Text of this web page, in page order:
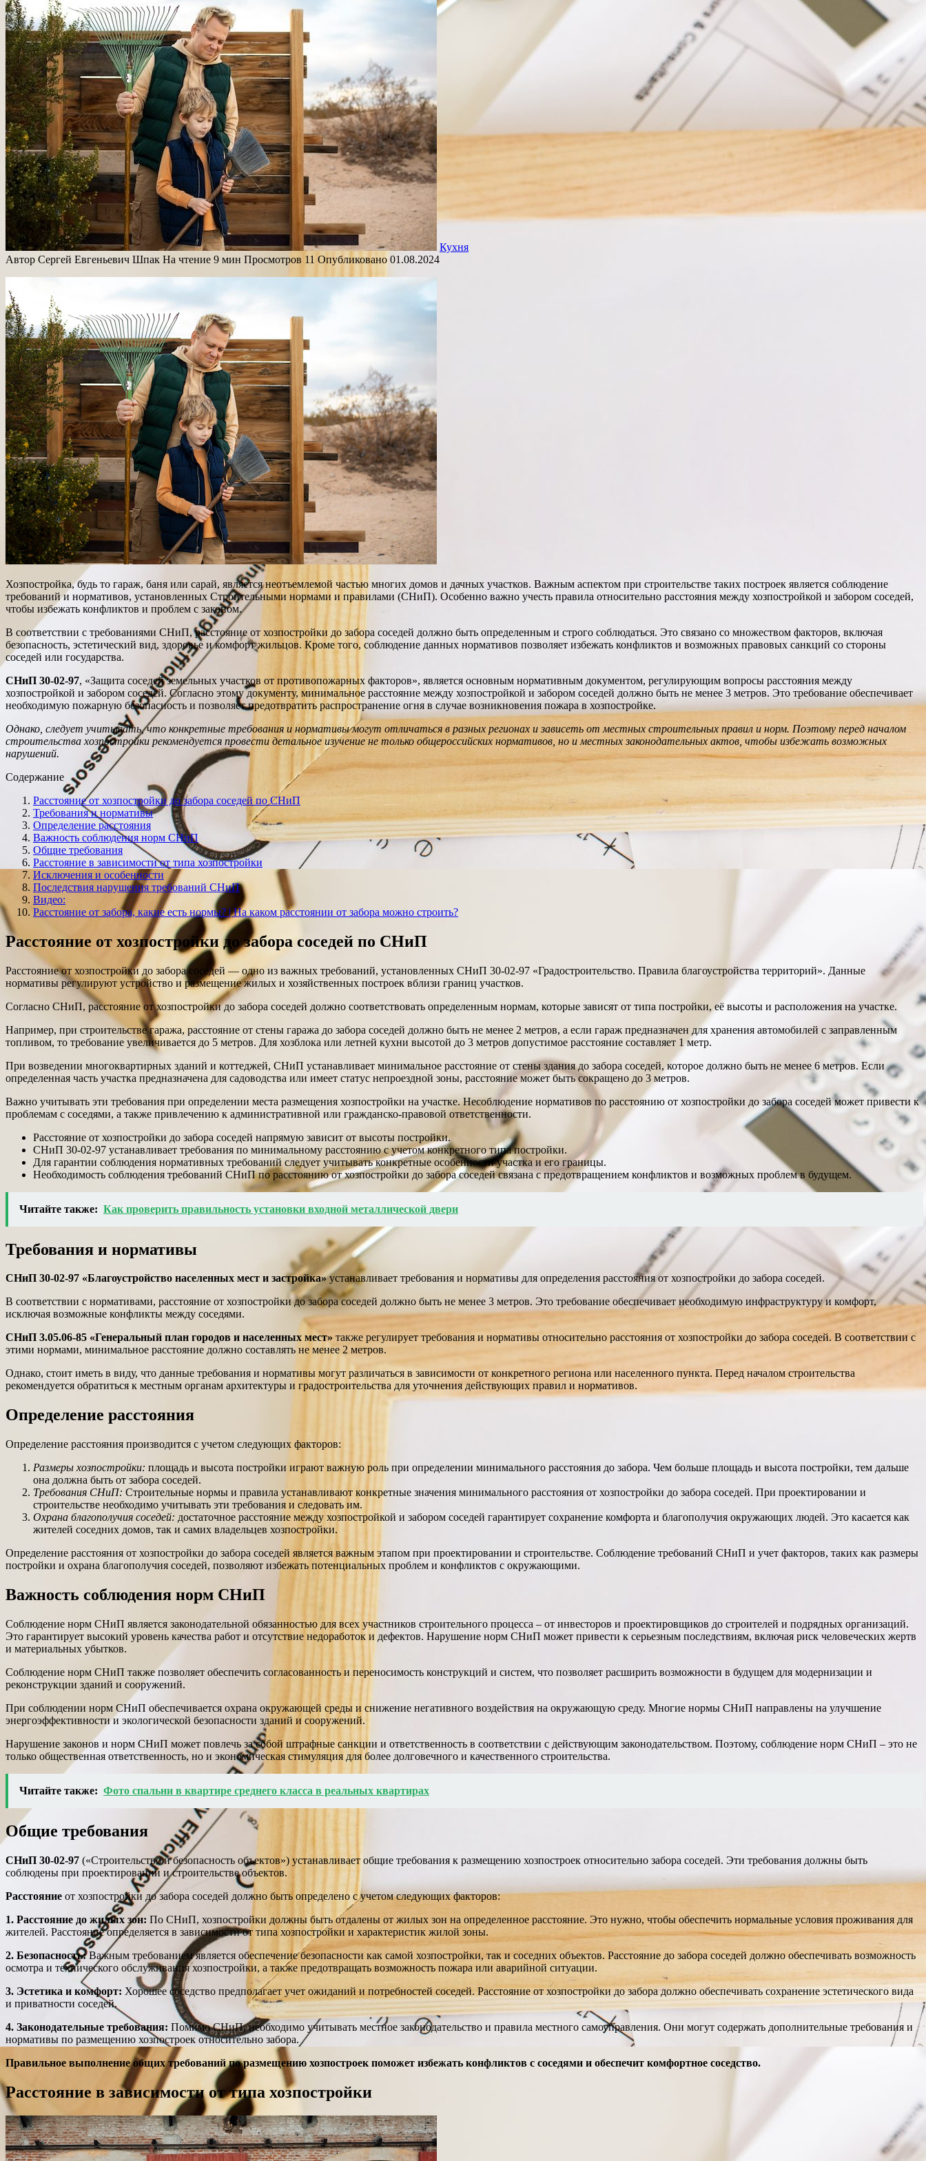
Кухня
Автор Сергей Евгеньевич Шпак На чтение 9 мин Просмотров 11 Опубликовано 01.08.2024
Хозпостройка, будь то гараж, баня или сарай, является неотъемлемой частью многих домов и дачных участков. Важным аспектом при строительстве таких построек является соблюдение
требований и нормативов, установленных Строительными нормами и правилами (СНиП). Особенно важно учесть правила относительно расстояния между хозпостройкой и забором соседей,
чтобы избежать конфликтов и проблем с законом.
В соответствии с требованиями СНиП, расстояние от хозпостройки до забора соседей должно быть определенным и строго соблюдаться. Это связано со множеством факторов, включая
безопасность, эстетический вид, здоровье и комфорт жильцов. Кроме того, соблюдение данных нормативов позволяет избежать конфликтов и возможных правовых санкций со стороны
соседей или государства.
СНиП 30-02-97, «Защита соседей земельных участков от противопожарных факторов», является основным нормативным документом, регулирующим вопросы расстояния между
хозпостройкой и забором соседей. Согласно этому документу, минимальное расстояние между хозпостройкой и забором соседей должно быть не менее 3 метров. Это требование обеспечивает
необходимую пожарную безопасность и позволяет предотвратить распространение огня в случае возникновения пожара в хозпостройке.
Однако, следует учитывать, что конкретные требования и нормативы могут отличаться в разных регионах и зависеть от местных строительных правил и норм. Поэтому перед началом
строительства хозпостройки рекомендуется провести детальное изучение не только общероссийских нормативов, но и местных законодательных актов, чтобы избежать возможных
нарушений.
Содержание
Расстояние от хозпостройки до забора соседей по СНиП
Требования и нормативы
Определение расстояния
Важность соблюдения норм СНиП
Общие требования
Расстояние в зависимости от типа хозпостройки
Исключения и особенности
Последствия нарушения требований СНиП
Видео:
Расстояние от забора, какие есть нормы? | На каком расстоянии от забора можно строить?
Расстояние от хозпостройки до забора соседей по СНиП
Расстояние от хозпостройки до забора соседей — одно из важных требований, установленных СНиП 30-02-97 «Градостроительство. Правила благоустройства территорий». Данные
нормативы регулируют устройство и размещение жилых и хозяйственных построек вблизи границ участков.
Согласно СНиП, расстояние от хозпостройки до забора соседей должно соответствовать определенным нормам, которые зависят от типа постройки, её высоты и расположения на участке.
Например, при строительстве гаража, расстояние от стены гаража до забора соседей должно быть не менее 2 метров, а если гараж предназначен для хранения автомобилей с заправленным
топливом, то требование увеличивается до 5 метров. Для хозблока или летней кухни высотой до 3 метров допустимое расстояние составляет 1 метр.
При возведении многоквартирных зданий и коттеджей, СНиП устанавливает минимальное расстояние от стены здания до забора соседей, которое должно быть не менее 6 метров. Если
определенная часть участка предназначена для садоводства или имеет статус непроездной зоны, расстояние может быть сокращено до 3 метров.
Важно учитывать эти требования при определении места размещения хозпостройки на участке. Несоблюдение нормативов по расстоянию от хозпостройки до забора соседей может привести к
проблемам с соседями, а также привлечению к административной или гражданско-правовой ответственности.
Расстояние от хозпостройки до забора соседей напрямую зависит от высоты постройки.
СНиП 30-02-97 устанавливает требования по минимальному расстоянию с учетом конкретного типа постройки.
Для гарантии соблюдения нормативных требований следует учитывать конкретные особенности участка и его границы.
Необходимость соблюдения требований СНиП по расстоянию от хозпостройки до забора соседей связана с предотвращением конфликтов и возможных проблем в будущем.
Читайте также: Как проверить правильность установки входной металлической двери
Требования и нормативы
СНиП 30-02-97 «Благоустройство населенных мест и застройка»устанавливает требования и нормативы для определения расстояния от хозпостройки до забора соседей.
В соответствии с нормативами, расстояние от хозпостройки до забора соседей должно быть не менее 3 метров. Это требование обеспечивает необходимую инфраструктуру и комфорт,
исключая возможные конфликты между соседями.
СНиП 3.05.06-85 «Генеральный план городов и населенных мест» также регулирует требования и нормативы относительно расстояния от хозпостройки до забора соседей. В соответствии с
этими нормами, минимальное расстояние должно составлять не менее 2 метров.
Однако, стоит иметь в виду, что данные требования и нормативы могут различаться в зависимости от конкретного региона или населенного пункта. Перед началом строительства
рекомендуется обратиться к местным органам архитектуры и градостроительства для уточнения действующих правил и нормативов.
Определение расстояния
Определение расстояния производится с учетом следующих факторов:
Размеры хозпостройки: площадь и высота постройки играют важную роль при определении минимального расстояния до забора. Чем больше площадь и высота постройки, тем дальше
она должна быть от забора соседей.
Требования СНиП: Строительные нормы и правила устанавливают конкретные значения минимального расстояния от хозпостройки до забора соседей. При проектировании и
строительстве необходимо учитывать эти требования и следовать им.
Охрана благополучия соседей: достаточное расстояние между хозпостройкой и забором соседей гарантирует сохранение комфорта и благополучия окружающих людей. Это касается как
жителей соседних домов, так и самих владельцев хозпостройки.
Определение расстояния от хозпостройки до забора соседей является важным этапом при проектировании и строительстве. Соблюдение требований СНиП и учет факторов, таких как размеры
постройки и охрана благополучия соседей, позволяют избежать потенциальных проблем и конфликтов с окружающими.
Важность соблюдения норм СНиП
Соблюдение норм СНиП является законодательной обязанностью для всех участников строительного процесса – от инвесторов и проектировщиков до строителей и подрядных организаций.
Это гарантирует высокий уровень качества работ и отсутствие недоработок и дефектов. Нарушение норм СНиП может привести к серьезным последствиям, включая риск человеческих жертв
и материальных убытков.
Соблюдение норм СНиП также позволяет обеспечить согласованность и переносимость конструкций и систем, что позволяет расширить возможности в будущем для модернизации и
реконструкции зданий и сооружений.
При соблюдении норм СНиП обеспечивается охрана окружающей среды и снижение негативного воздействия на окружающую среду. Многие нормы СНиП направлены на улучшение
энергоэффективности и экологической безопасности зданий и сооружений.
Нарушение законов и норм СНиП может повлечь за собой штрафные санкции и ответственность в соответствии с действующим законодательством. Поэтому, соблюдение норм СНиП – это не
только общественная ответственность, но и экономическая стимуляция для более долговечного и качественного строительства.
Читайте также: Фото спальни в квартире среднего класса в реальных квартирах
Общие требования
СНиП 30-02-97 («Строительство и безопасность объектов») устанавливает общие требования к размещению хозпостроек относительно забора соседей. Эти требования должны быть
соблюдены при проектировании и строительстве объектов.
Расстояние от хозпостройки до забора соседей должно быть определено с учетом следующих факторов:
1. Расстояние до жилых зон: По СНиП, хозпостройки должны быть отдалены от жилых зон на определенное расстояние. Это нужно, чтобы обеспечить нормальные условия проживания для
жителей. Расстояние определяется в зависимости от типа хозпостройки и характеристик жилой зоны.
2. Безопасность:Важным требованием является обеспечение безопасности как самой хозпостройки, так и соседних объектов. Расстояние до забора соседей должно обеспечивать возможность
осмотра и технического обслуживания хозпостройки, а также предотвращать возможность пожара или аварийной ситуации.
3. Эстетика и комфорт: Хорошее соседство предполагает учет ожиданий и потребностей соседей. Расстояние от хозпостройки до забора должно обеспечивать сохранение эстетического вида
и приватности соседей.
4. Законодательные требования: Помимо СНиП, необходимо учитывать местное законодательство и правила местного самоуправления. Они могут содержать дополнительные требования и
нормативы по размещению хозпостроек относительно забора.
Правильное выполнение общих требований по размещению хозпостроек поможет избежать конфликтов с соседями и обеспечит комфортное соседство.
Расстояние в зависимости от типа хозпостройки